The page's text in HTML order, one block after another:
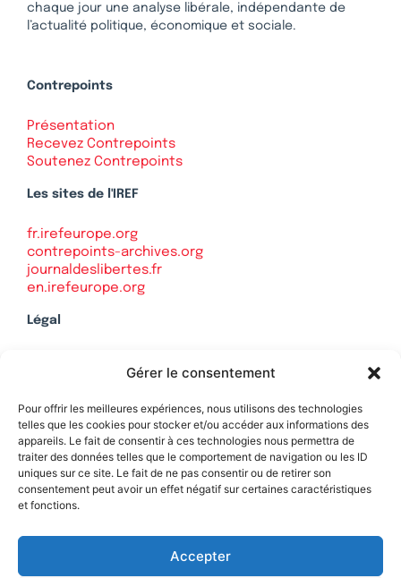
Gérer le consentement
Pour offrir les meilleures expériences, nous utilisons des technologies
telles que les cookies pour stocker et/ou accéder aux informations des
appareils. Le fait de consentir à ces technologies nous permettra de
traiter des données telles que le comportement de navigation ou les ID
uniques sur ce site. Le fait de ne pas consentir ou de retirer son
consentement peut avoir un effet négatif sur certaines caractéristiques
et fonctions.
Accepter
chaque jour une analyse libérale, indépendante de
l’actualité politique, économique et sociale.
Contrepoints
Présentation
Recevez Contrepoints
Soutenez Contrepoints
Les sites de l'IREF
fr.irefeurope.org
contrepoints-archives.org
journaldeslibertes.fr
en.irefeurope.org
Légal
Politique de confidentialité
Contact
Soutenez Contrepoints